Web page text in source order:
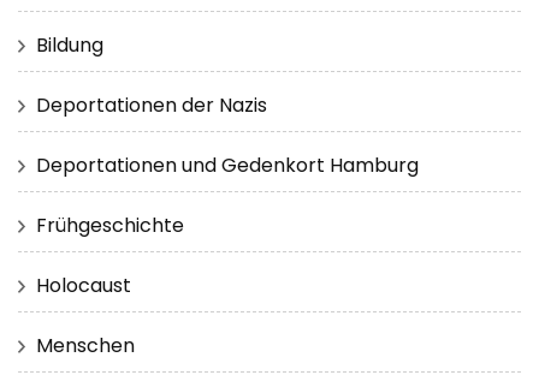
Bildung
Deportationen der Nazis
Deportationen und Gedenkort Hamburg
Frühgeschichte
Holocaust
Menschen